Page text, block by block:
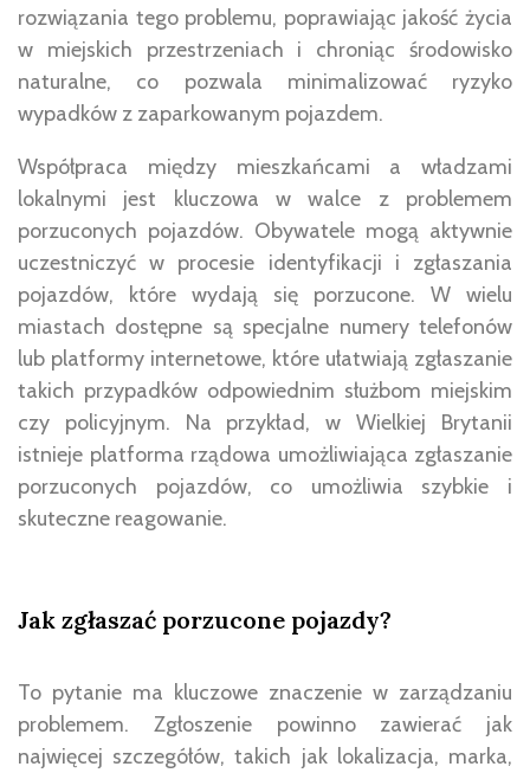
rozwiązania tego problemu, poprawiając jakość życia
w miejskich przestrzeniach i chroniąc środowisko
naturalne, co pozwala minimalizować ryzyko
wypadków z zaparkowanym pojazdem.
Współpraca między mieszkańcami a władzami
lokalnymi jest kluczowa w walce z problemem
porzuconych pojazdów. Obywatele mogą aktywnie
uczestniczyć w procesie identyfikacji i zgłaszania
pojazdów, które wydają się porzucone. W wielu
miastach dostępne są specjalne numery telefonów
lub platformy internetowe, które ułatwiają zgłaszanie
takich przypadków odpowiednim służbom miejskim
czy policyjnym. Na przykład, w Wielkiej Brytanii
istnieje platforma rządowa umożliwiająca zgłaszanie
porzuconych pojazdów, co umożliwia szybkie i
skuteczne reagowanie.
Jak zgłaszać porzucone pojazdy?
To pytanie ma kluczowe znaczenie w zarządzaniu
problemem. Zgłoszenie powinno zawierać jak
najwięcej szczegółów, takich jak lokalizacja, marka,